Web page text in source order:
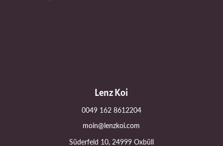
Lenz Koi
0049 162 8612204
moin@lenzkoi.com
Süderfeld 10, 24999 Oxbüll